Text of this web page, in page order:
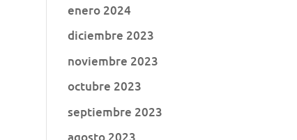
enero 2024
diciembre 2023
noviembre 2023
octubre 2023
septiembre 2023